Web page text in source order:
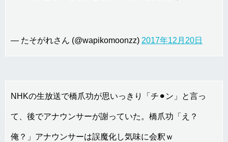
— たそがれさん (@wapikomoonzz) 2017年12月20日
NHKの生放送で橋爪功が思いっきり「チ⚫︎ン」と言っ
て、後でアナウンサーが謝っていた。橋爪功「え？
俺？」アナウンサーは誤魔化し気味に会釈ｗ